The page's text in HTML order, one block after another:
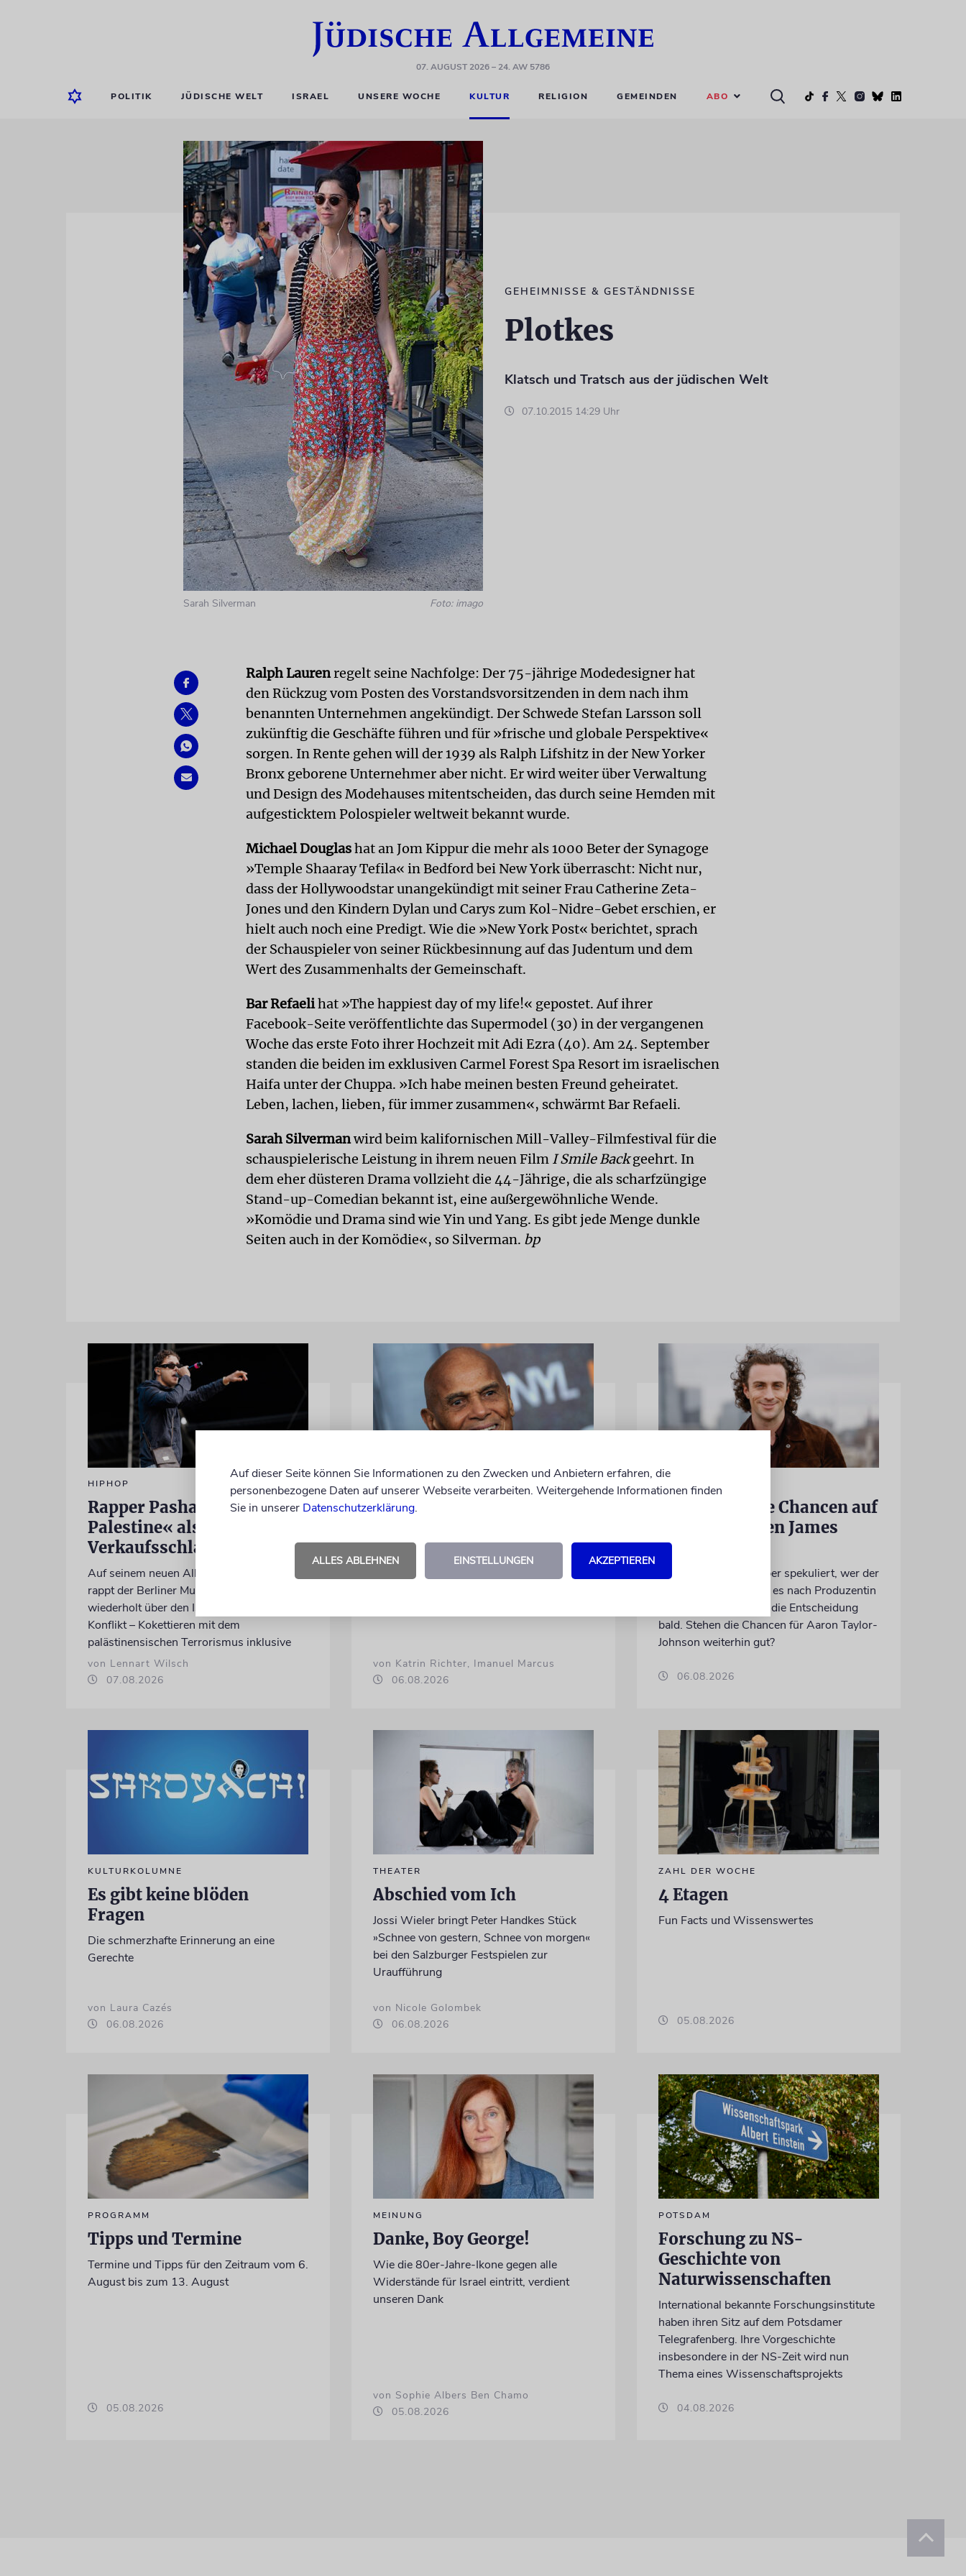
07. AUGUST 2026– 24. AW 5786
POLITIK JÜDISCHE WELT ISRAEL UNSERE WOCHE KULTUR RELIGION GEMEINDEN ABO
Sarah Silverman Foto: imago
GEHEIMNISSE & GESTÄNDNISSE
Plotkes
Klatsch und Tratsch aus der jüdischen Welt
07.10.2015 14:29 Uhr
Ralph Laurenregelt seine Nachfolge: Der 75-jährige Modedesigner hat
den Rückzug vom Posten des Vorstandsvorsitzenden in dem nach ihm
benannten Unternehmen angekündigt. Der Schwede Stefan Larsson soll
zukünftig die Geschäfte führen und für »frische und globale Perspektive«
sorgen. In Rente gehen will der 1939 als Ralph Lifshitz in der New Yorker
Bronx geborene Unternehmer aber nicht. Er wird weiter über Verwaltung
und Design des Modehauses mitentscheiden, das durch seine Hemden mit
aufgesticktem Polospieler weltweit bekannt wurde.
Michael Douglashat an Jom Kippur die mehr als 1000 Beter der Synagoge
»Temple Shaaray Tefila« in Bedford bei New York überrascht: Nicht nur,
dass der Hollywoodstar unangekündigt mit seiner Frau Catherine Zeta-
Jones und den Kindern Dylan und Carys zum Kol-Nidre-Gebet erschien, er
hielt auch noch eine Predigt. Wie die »New York Post« berichtet, sprach
der Schauspieler von seiner Rückbesinnung auf das Judentum und dem
Wert des Zusammenhalts der Gemeinschaft.
Bar Refaelihat »The happiest day of my life!« gepostet. Auf ihrer
Facebook-Seite veröffentlichte das Supermodel (30) in der vergangenen
Woche das erste Foto ihrer Hochzeit mit Adi Ezra (40). Am 24. September
standen die beiden im exklusiven Carmel Forest Spa Resort im israelischen
Haifa unter der Chuppa. »Ich habe meinen besten Freund geheiratet.
Leben, lachen, lieben, für immer zusammen«, schwärmt Bar Refaeli.
Sarah Silvermanwird beim kalifornischen Mill-Valley-Filmfestival für die
schauspielerische Leistung in ihrem neuen Film I Smile Backgeehrt. In
dem eher düsteren Drama vollzieht die 44-Jährige, die als scharfzüngige
Stand-up-Comedian bekannt ist, eine außergewöhnliche Wende.
»Komödie und Drama sind wie Yin und Yang. Es gibt jede Menge dunkle
Seiten auch in der Komödie«, so Silverman. bp
HIPHOP
Rapper Pashanim: »Free
Palestine« als
Verkaufsschlager
Auf seinem neuen Album »Lounge Musik«
rappt der Berliner Musiker Pashanim
wiederholt über den Israel-Palästina-
Konflikt – Kokettieren mit dem
palästinensischen Terrorismus inklusive
von Lennart Wilsch
07.08.2026
GEHEIMNISSE & GESTÄNDNISSE
Plotkes
von Katrin Richter, Imanuel Marcus
06.08.2026
LONDON
Schwinden die Chancen auf
einen jüdischen James
Bond?
Seit Jahren wird darüber spekuliert, wer der
neue 007 wird. Wenn es nach Produzentin
Amy Pascal geht, fällt die Entscheidung
bald. Stehen die Chancen für Aaron Taylor-
Johnson weiterhin gut?
06.08.2026
KULTURKOLUMNE
Es gibt keine blöden
Fragen
Die schmerzhafte Erinnerung an eine
Gerechte
von Laura Cazés
06.08.2026
THEATER
Abschied vom Ich
Jossi Wieler bringt Peter Handkes Stück
»Schnee von gestern, Schnee von morgen«
bei den Salzburger Festspielen zur
Uraufführung
von Nicole Golombek
06.08.2026
ZAHL DER WOCHE
4 Etagen
Fun Facts und Wissenswertes
05.08.2026
PROGRAMM
Tipps und Termine
Termine und Tipps für den Zeitraum vom 6.
August bis zum 13. August
05.08.2026
MEINUNG
Danke, Boy George!
Wie die 80er-Jahre-Ikone gegen alle
Widerstände für Israel eintritt, verdient
unseren Dank
von Sophie Albers Ben Chamo
05.08.2026
POTSDAM
Forschung zu NS-
Geschichte von
Naturwissenschaften
International bekannte Forschungsinstitute
haben ihren Sitz auf dem Potsdamer
Telegrafenberg. Ihre Vorgeschichte
insbesondere in der NS-Zeit wird nun
Thema eines Wissenschaftsprojekts
04.08.2026
Auf dieser Seite können Sie Informationen zu den Zwecken und Anbietern erfahren, die
personenbezogene Daten auf unserer Webseite verarbeiten. Weitergehende Informationen finden
Sie in unserer Datenschutzerklärung.
ALLES ABLEHNEN EINSTELLUNGEN AKZEPTIEREN